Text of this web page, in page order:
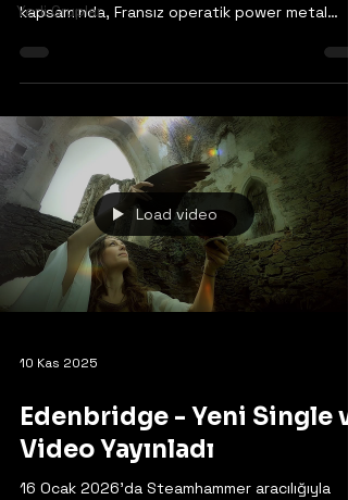
Yerli Gruplar
kapsamında, Fransız operatik power metal
Calls"ı yayınladı.
https://www.facebook.com/
Load video
10 Kas 2025
Edenbridge - Yeni Single
Video Yayınladı
16 Ocak 2026'da Steamhammer aracılığıyla